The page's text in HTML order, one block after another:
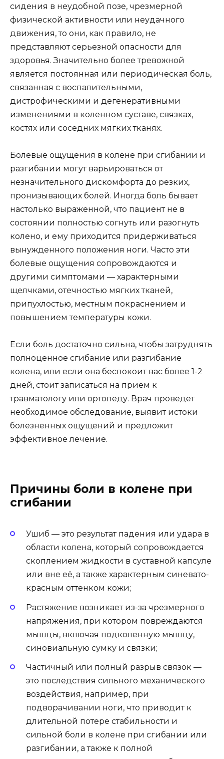
сидения в неудобной позе, чрезмерной
физической активности или неудачного
движения, то они, как правило, не
представляют серьезной опасности для
здоровья. Значительно более тревожной
является постоянная или периодическая боль,
связанная с воспалительными,
дистрофическими и дегенеративными
изменениями в коленном суставе, связках,
костях или соседних мягких тканях.
Болевые ощущения в колене при сгибании и
разгибании могут варьироваться от
незначительного дискомфорта до резких,
пронизывающих болей. Иногда боль бывает
настолько выраженной, что пациент не в
состоянии полностью согнуть или разогнуть
колено, и ему приходится придерживаться
вынужденного положения ноги. Часто эти
болевые ощущения сопровождаются и
другими симптомами — характерными
щелчками, отечностью мягких тканей,
припухлостью, местным покраснением и
повышением температуры кожи.
Если боль достаточно сильна, чтобы затруднять
полноценное сгибание или разгибание
колена, или если она беспокоит вас более 1-2
дней, стоит записаться на прием к
травматологу или ортопеду. Врач проведет
необходимое обследование, выявит истоки
болезненных ощущений и предложит
эффективное лечение.
Причины боли в колене при
сгибании
Ушиб — это результат падения или удара в
области колена, который сопровождается
скоплением жидкости в суставной капсуле
или вне её, а также характерным синевато-
красным оттенком кожи;
Растяжение возникает из-за чрезмерного
напряжения, при котором повреждаются
мышцы, включая подколенную мышцу,
синовиальную сумку и связки;
Частичный или полный разрыв связок —
это последствия сильного механического
воздействия, например, при
подворачивании ноги, что приводит к
длительной потере стабильности и
сильной боли в колене при сгибании или
разгибании, а также к полной